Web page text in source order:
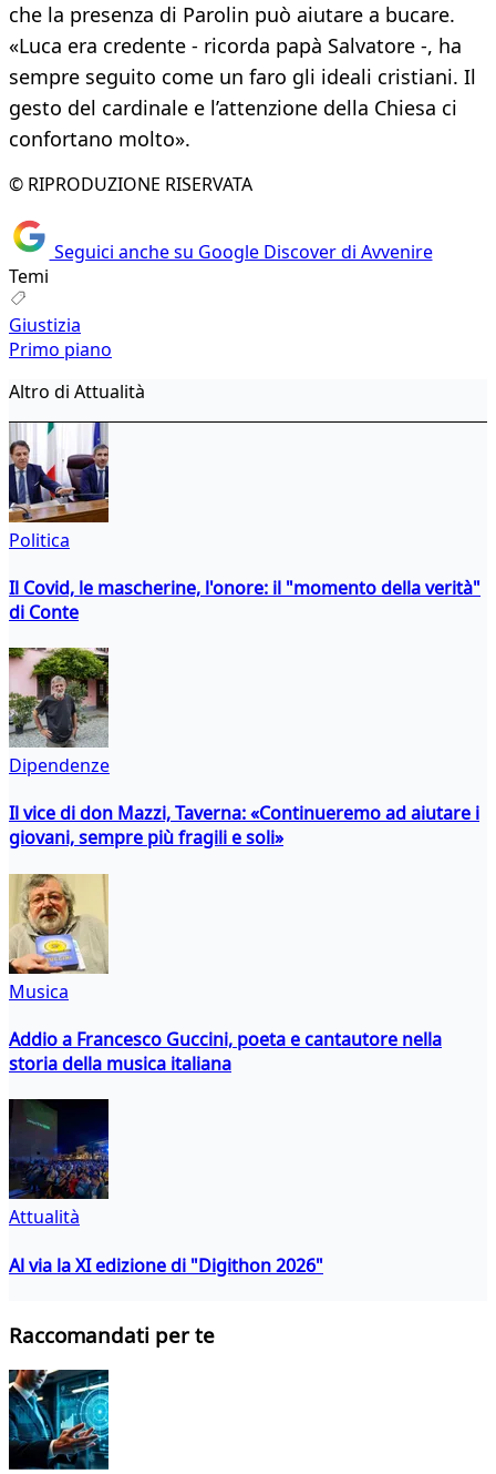
che la presenza di Parolin può aiutare a bucare.
«Luca era credente - ricorda papà Salvatore -, ha
sempre seguito come un faro gli ideali cristiani. Il
gesto del cardinale e l’attenzione della Chiesa ci
confortano molto».
© RIPRODUZIONE RISERVATA
Seguici anche su Google Discover di Avvenire
Temi
Giustizia
Primo piano
Altro di Attualità
Politica
Il Covid, le mascherine, l'onore: il "momento della verità"
di Conte
Dipendenze
Il vice di don Mazzi, Taverna: «Continueremo ad aiutare i
giovani, sempre più fragili e soli»
Musica
Addio a Francesco Guccini, poeta e cantautore nella
storia della musica italiana
Attualità
Al via la XI edizione di "Digithon 2026"
Raccomandati per te